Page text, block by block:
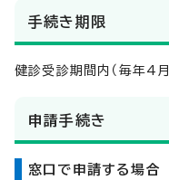
手続き期限
健診受診期間内（毎年4
申請手続き
窓口で申請する場合